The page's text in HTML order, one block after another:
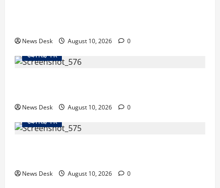
News Desk August 10, 2026
0
उधम सिंह नगर
News Desk August 10, 2026
0
उधम सिंह नगर
News Desk August 10, 2026 0